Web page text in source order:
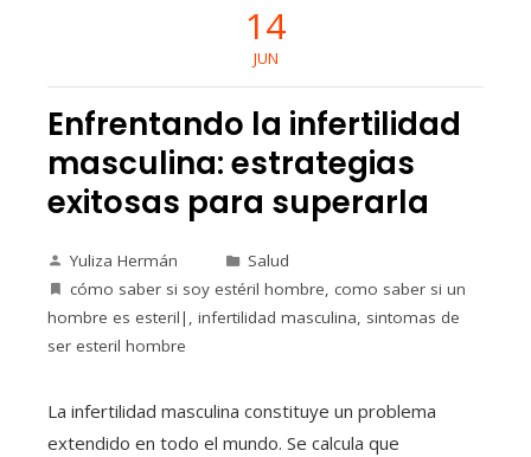
14
JUN
Enfrentando la infertilidad
masculina: estrategias
exitosas para superarla
Yuliza Hermán
Salud
cómo saber si soy estéril hombre, como saber si un
hombre es esteril| , infertilidad masculina, sintomas de
ser esteril hombre
La infertilidad masculina constituye un problema
extendido en todo el mundo. Se calcula que